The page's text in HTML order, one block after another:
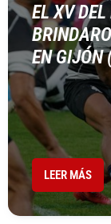
EL XV
EN
LEER MÁS